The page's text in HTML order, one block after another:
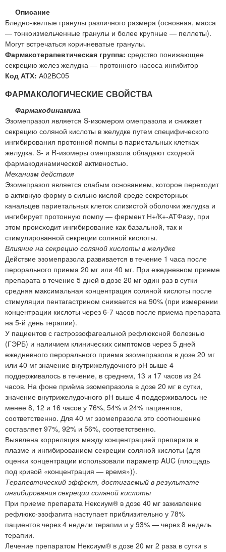
Описание
Бледно-желтые гранулы различного размера (основная, масса
— тонкоизмельченные гранулы и более крупные — пеллеты).
Могут встречаться коричневатые гранулы.
Фармакотерапевтическая группа: средство понижающее
секрецию желез желудка — протонного насоса ингибитор
Код АТХ: А02ВС05
ФАРМАКОЛОГИЧЕСКИЕ СВОЙСТВА
Фармакодинамика
Эзомепразол является S-изомером омепразола и снижает
секрецию соляной кислоты в желудке путем специфического
ингибирования протонной помпы в париетальных клетках
желудка. S- и R-изомеры омепразола обладают сходной
фармакодинамической активностью.
Механизм действия
Эзомепразол является слабым основанием, которое переходит
в активную форму в сильно кислой среде секреторных
канальцев париетальных клеток слизистой оболочки желудка и
ингибирует протонную помпу — фермент Н+/К+-АТФазу, при
этом происходит ингибирование как базальной, так и
стимулированной секреции соляной кислоты.
Влияние на секрецию соляной кислоты в желудке
Действие эзомепразола развивается в течение 1 часа после
перорального приема 20 мг или 40 мг. При ежедневном приеме
препарата в течение 5 дней в дозе 20 мг один раз в сутки
средняя максимальная концентрация соляной кислоты после
стимуляции пентагастрином снижается на 90% (при измерении
концентрации кислоты через 6-7 часов после приема препарата
на 5-й день терапии).
У пациентов с гастроэзофагеальной рефлюксной болезнью
(ГЭРБ) и наличием клинических симптомов через 5 дней
ежедневного перорального приема эзомепразола в дозе 20 мг
или 40 мг значение внутрижелудочного рН выше 4
поддерживалось в течение, в среднем, 13 и 17 часов из 24
часов. На фоне приёма эзомепразола в дозе 20 мг в сутки,
значение внутрижелудочного рН выше 4 поддерживалось не
менее 8, 12 и 16 часов у 76%, 54% и 24% пациентов,
соответственно. Для 40 мг эзомепразола это соотношение
составляет 97%, 92% и 56%, соответственно.
Выявлена корреляция между концентрацией препарата в
плазме и ингибированием секреции соляной кислоты (для
оценки концентрации использовали параметр AUC (площадь
под кривой «концентрация — время»)).
Терапевтический эффект, достигаемый в результате
ингибирования секреции соляной кислоты
При приеме препарата Нексиум® в дозе 40 мг заживление
рефлюкс-эзофагита наступает приблизительно у 78%
пациентов через 4 недели терапии и у 93% — через 8 недель
терапии.
Лечение препаратом Нексиум® в дозе 20 мг 2 раза в сутки в